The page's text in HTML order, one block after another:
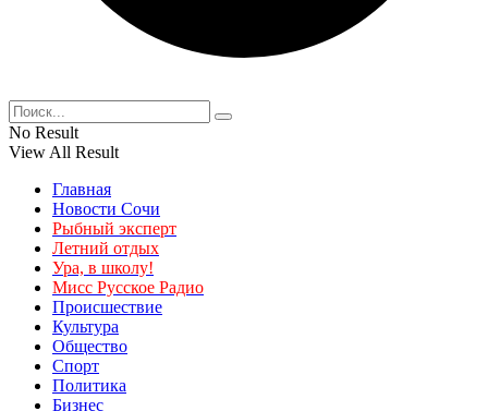
No Result
View All Result
Главная
Новости Сочи
Рыбный эксперт
Летний отдых
Ура, в школу!
Мисс Русское Радио
Происшествие
Культура
Общество
Спорт
Политика
Бизнес